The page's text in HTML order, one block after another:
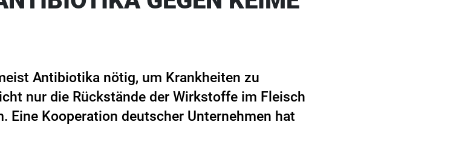
Antibiotika nötig, um Krankheiten zu
nur die Rückstände der Wirkstoffe im Fleisch
Eine Kooperation deutscher Unternehmen hat